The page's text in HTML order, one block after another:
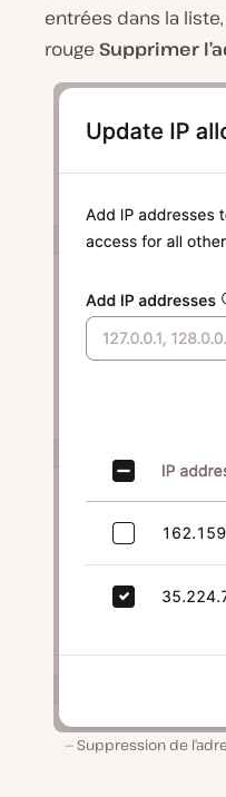
entrées dans la
rouge Supprimer
Suppression de